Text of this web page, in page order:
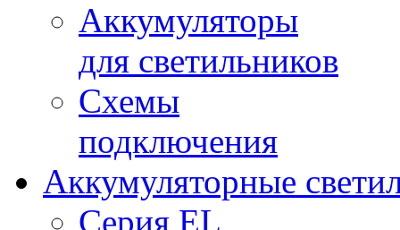
Аккумуляторы
для светильников
Схемы
подключения
Аккумуляторные
Серия EL